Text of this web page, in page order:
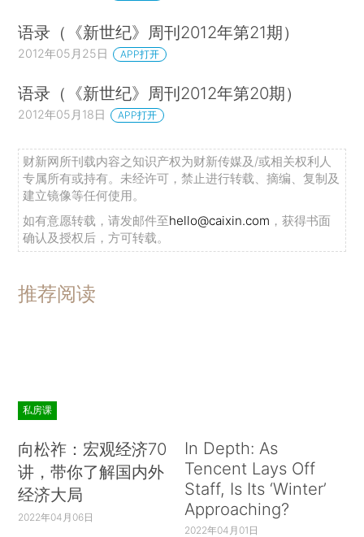
语录（《新世纪》周刊2012年第21期）
2012年05月25日 APP打开
语录（《新世纪》周刊2012年第20期）
2012年05月18日 APP打开
财新网所刊载内容之知识产权为财新传媒及/或相关权利人
专属所有或持有。未经许可，禁止进行转载、摘编、复制及
建立镜像等任何使用。
如有意愿转载，请发邮件至hello@caixin.com ，获得书面
确认及授权后，方可转载。
推荐阅读
私房课
向松祚：宏观经济70
讲，带你了解国内外
经济大局
2022年04月06日
In Depth: As
Tencent Lays Off
Staff, Is Its ‘Winter’
Approaching?
2022年04月01日